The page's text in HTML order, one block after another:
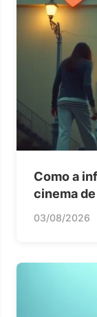
Como a
cinema
03/08/2026